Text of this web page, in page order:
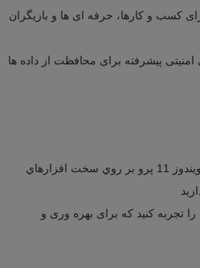
کسب و کارها، حرفه ای ها و بازیگران
پیشرفته برای محافظت از داده ها
دستتون رو به يه مجوز اصلي ويندوز 11 پرو بر روي سخت افزارهاي
تجربه کنید که برای بهره وری و